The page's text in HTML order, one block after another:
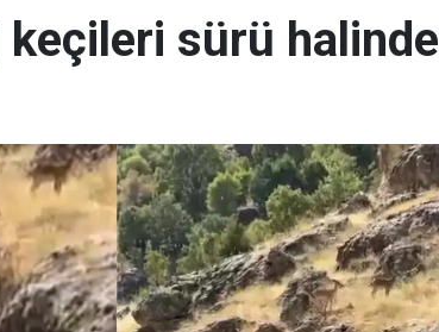
keçileri sürü halinde